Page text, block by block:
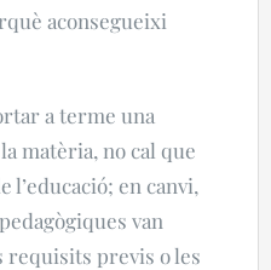
aconsegueixi
a terme una
matèria, no cal que
l’educació; en canvi,
van
requisits previs o les